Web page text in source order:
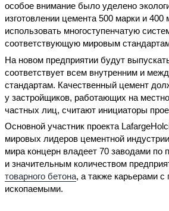
особое внимание было уделено
изготовлении цемента 500 марки и 400
использовать многоступенчатую
соответствующую мировым
На новом предприятии будут
соответствует всем внутренним и
стандартам. Качественный цемент
у застройщиков, работающих на
частных лиц, считают инициаторы
Основной участник проекта
мировых лидеров цементной
мира концерн владеет 70 заводами по
и значительным количеством
товарного бетона, а также карьерами
ископаемыми.